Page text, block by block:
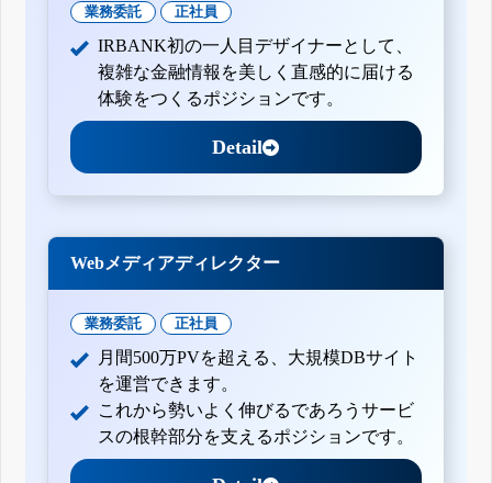
業務委託 正社員
IRBANK初の一人目デザイナーとして、
複雑な金融情報を美しく直感的に届ける
体験をつくるポジションです。
Detail
Webメディアディレクター
業務委託 正社員
月間500万PVを超える、大規模DBサイト
を運営できます。
これから勢いよく伸びるであろうサービ
スの根幹部分を支えるポジションです。